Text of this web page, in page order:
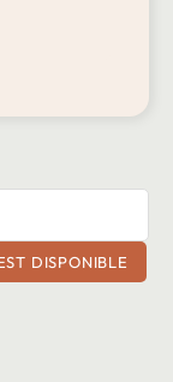
DISPONIBLE